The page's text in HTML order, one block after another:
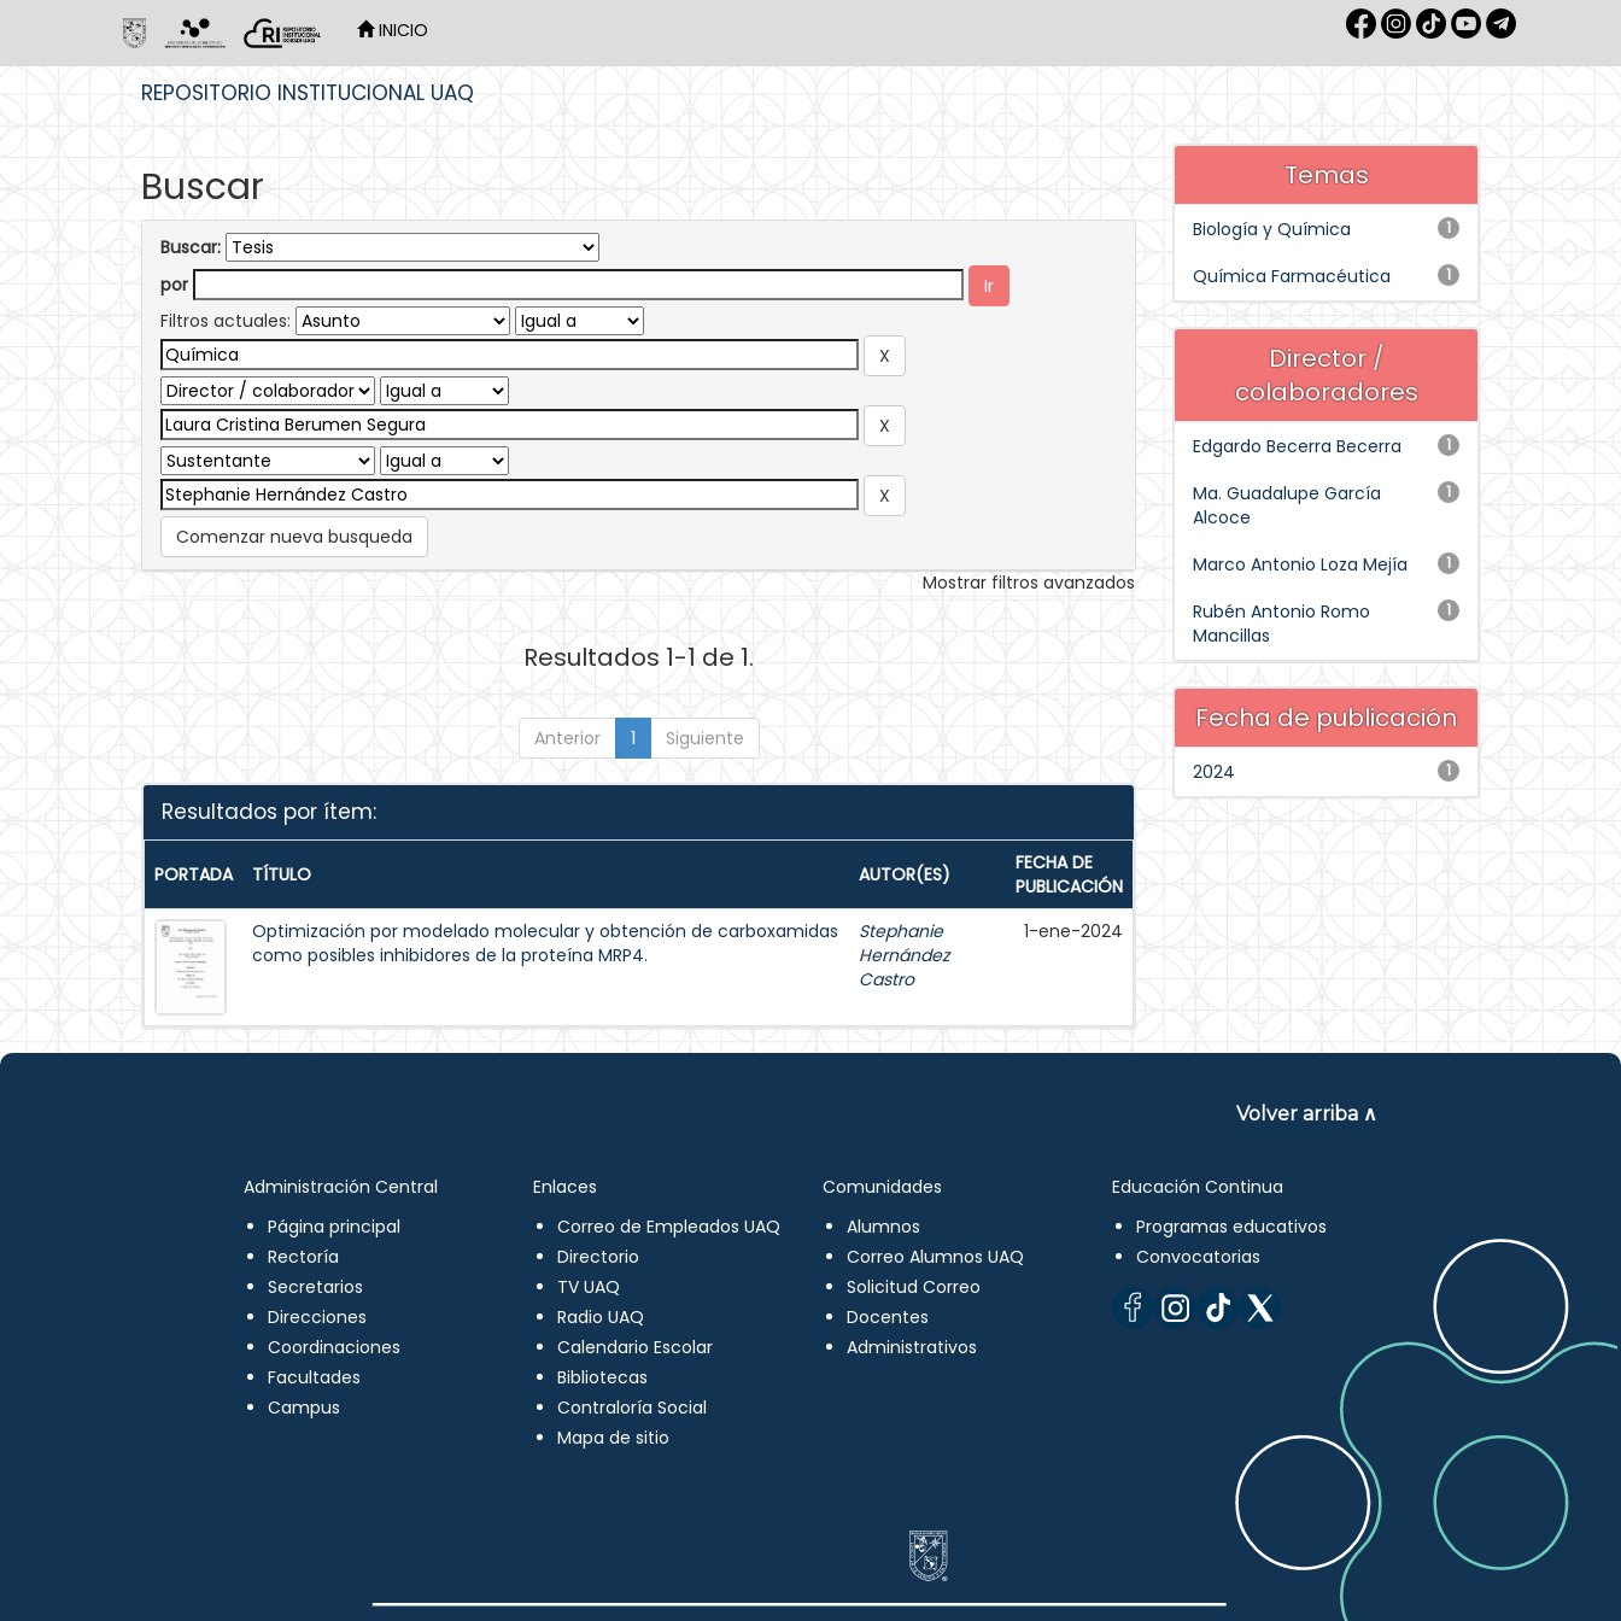
INICIO
REPOSITORIO INSTITUCIONAL UAQ
Buscar
Buscar:
por
Filtros actuales:
Comenzar nueva busqueda
Mostrar filtros avanzados
Resultados 1-1 de 1.
Anterior 1 Siguiente
Resultados por ítem:
PORTADA TÍTULO AUTOR(ES)
FECHA DE
PUBLICACIÓN
Optimización por modelado molecular y obtención de carboxamidas
como posibles inhibidores de la proteína MRP4.
Stephanie
Hernández
Castro
1-ene-2024
Temas
1
Biología y Química
1
Química Farmacéutica
Director /
colaboradores
1
Edgardo Becerra Becerra
1
Ma. Guadalupe García
Alcoce
1
Marco Antonio Loza Mejía
1
Rubén Antonio Romo
Mancillas
Fecha de publicación
1
2024
Volver arriba ∧
Administración Central
Página principal
Rectoría
Secretarios
Direcciones
Coordinaciones
Facultades
Campus
Enlaces
Correo de Empleados UAQ
Directorio
TV UAQ
Radio UAQ
Calendario Escolar
Bibliotecas
Contraloría Social
Mapa de sitio
Comunidades
Alumnos
Correo Alumnos UAQ
Solicitud Correo
Docentes
Administrativos
Educación Continua
Programas educativos
Convocatorias